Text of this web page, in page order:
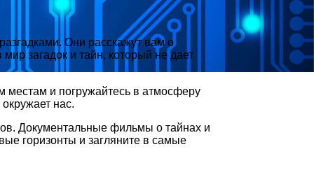
Они расскажут вам о
загадок и тайн, который не дает
местам и погружайтесь в атмосферу
нас.
Документальные фильмы о тайнах и
горизонты и загляните в самые